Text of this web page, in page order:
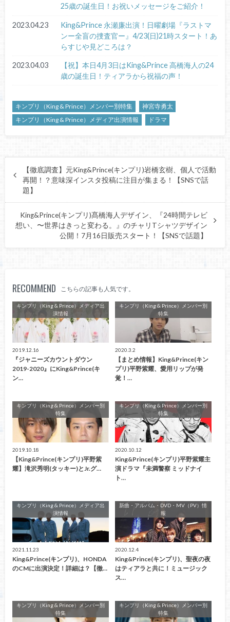
25歳の誕生日！お祝いメッセージをご紹介！
2023.04.23
King&Prince 永瀬廉出演！日曜劇場『ラストマ
ンー全盲の捜査官ー』4/23(日)21時スタート！あ
らすじや見どころは？
2023.04.03
【祝】本日4月3日はKing&Prince 高橋海人の24
歳の誕生日！ティアラから祝福の声！
キンプリ（King & Prince）メンバー別特集
神宮寺勇太
キンプリ（King & Prince）メディア出演情報
ドラマ
【徹底調査】元King&Prince(キンプリ)岩橋玄樹、個人で活動
再開！？意味深インスタ投稿に注目が集まる！【SNSで話
題】
King&Prince(キンプリ)髙橋海人デザイン、『24時間テレビ
想い、〜世界はきっと変わる。』のチャリTシャツデザイン
公開！7月16日販売スタート！【SNSで話題】
RECOMMEND こちらの記事も人気です。
キンプリ（King & Prince）メディア出
演情報
2019.12.16
『ジャニーズカウントダウン
2019-2020』にKing&Prince(キ
ン…
キンプリ（King & Prince）メンバー別
特集
2020.3.2
【まとめ情報】King&Prince(キン
プリ)平野紫耀、愛用リップが発
覚！…
キンプリ（King & Prince）メンバー別
特集
2019.10.18
【King&Prince(キンプリ)平野紫
耀】滝沢秀明(タッキー)とJr.グ…
キンプリ（King & Prince）メンバー別
特集
2020.10.12
King&Prince(キンプリ)平野紫耀主
演ドラマ『未満警察 ミッドナイ
ト…
キンプリ（King & Prince）メディア出
演情報
2021.11.23
King&Prince(キンプリ)、HONDA
のCMに出演決定！詳細は？【徹…
新曲・アルバム・DVD・MV（PV）情
報
2020.12.4
King&Prince(キンプリ)、聖夜の夜
はティアラと共に！ミュージック
ス…
キンプリ（King & Prince）メンバー別
特集
キンプリ（King & Prince）メンバー別
特集